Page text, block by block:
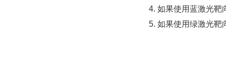
如果使用蓝激光靶
如果使用绿激光靶